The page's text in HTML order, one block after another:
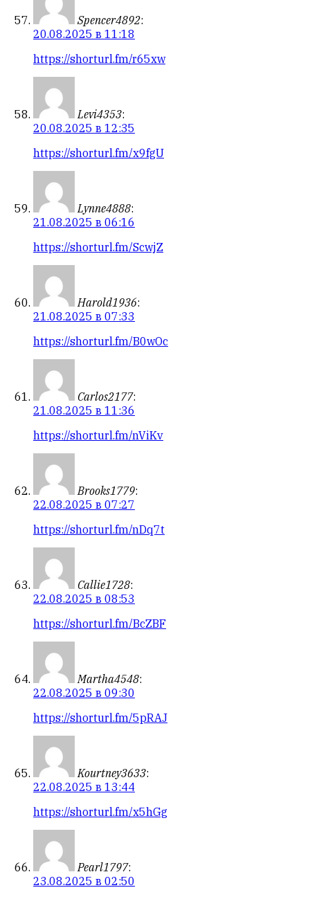
Spencer4892:
20.08.2025 в 11:18
https://shorturl.fm/r65xw
Levi4353:
20.08.2025 в 12:35
https://shorturl.fm/x9fgU
Lynne4888:
21.08.2025 в 06:16
https://shorturl.fm/ScwjZ
Harold1936:
21.08.2025 в 07:33
https://shorturl.fm/B0wOc
Carlos2177:
21.08.2025 в 11:36
https://shorturl.fm/nViKv
Brooks1779:
22.08.2025 в 07:27
https://shorturl.fm/nDq7t
Callie1728:
22.08.2025 в 08:53
https://shorturl.fm/BcZBF
Martha4548:
22.08.2025 в 09:30
https://shorturl.fm/5pRAJ
Kourtney3633:
22.08.2025 в 13:44
https://shorturl.fm/x5hGg
Pearl1797:
23.08.2025 в 02:50